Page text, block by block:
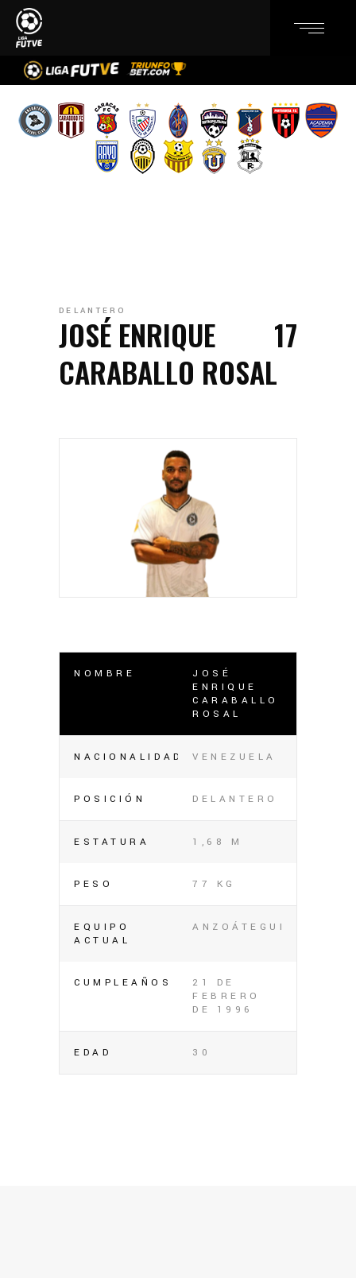
DELANTERO
17
JOSÉ ENRIQUE
CARABALLO ROSAL
NOMBRE
JOSÉ
ENRIQUE
CARABALLO
ROSAL
NACIONALIDAD VENEZUELA
POSICIÓN DELANTERO
ESTATURA 1,68 M
PESO 77 KG
EQUIPO
ACTUAL
ANZOÁTEGUI
CUMPLEAÑOS
21 DE
FEBRERO
DE 1996
EDAD 30